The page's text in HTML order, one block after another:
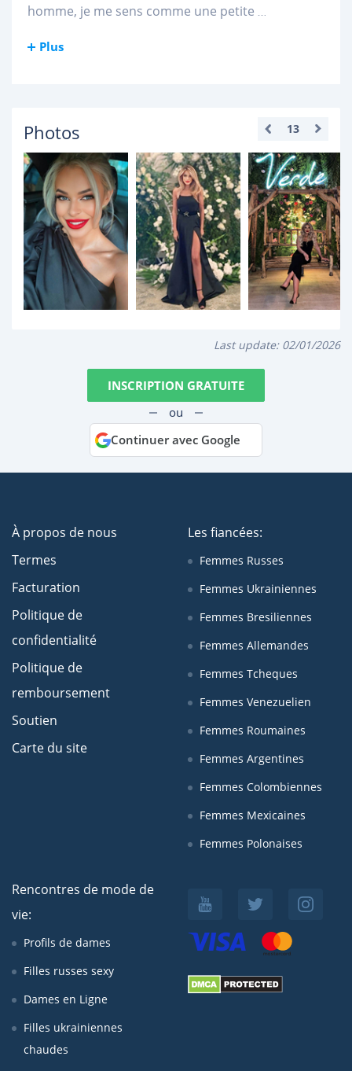
homme, je me sens comme une petite ...
Plus
Photos 13
Last update: 02/01/2026
INSCRIPTION GRATUITE
ou
Continuer avec Google
À propos de nous
Termes
Facturation
Politique de
confidentialité
Politique de
remboursement
Soutien
Carte du site
Les fiancées:
Femmes Russes
Femmes Ukrainiennes
Femmes Bresiliennes
Femmes Allemandes
Femmes Tcheques
Femmes Venezuelien
Femmes Roumaines
Femmes Argentines
Femmes Colombiennes
Femmes Mexicaines
Femmes Polonaises
Rencontres de mode de
vie:
Profils de dames
Filles russes sexy
Dames en Ligne
Filles ukrainiennes
chaudes